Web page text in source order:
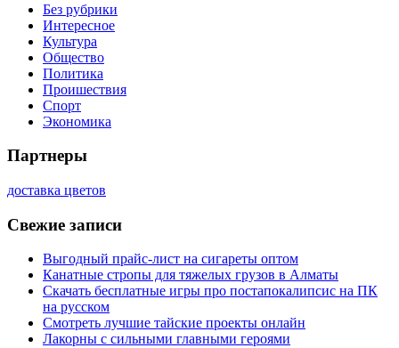
Без рубрики
Интересное
Культура
Общество
Политика
Проишествия
Спорт
Экономика
Партнеры
доставка цветов
Свежие записи
Выгодный прайс-лист на сигареты оптом
Канатные стропы для тяжелых грузов в Алматы
Скачать бесплатные игры про постапокалипсис на ПК
на русском
Смотреть лучшие тайские проекты онлайн
Лакорны с сильными главными героями